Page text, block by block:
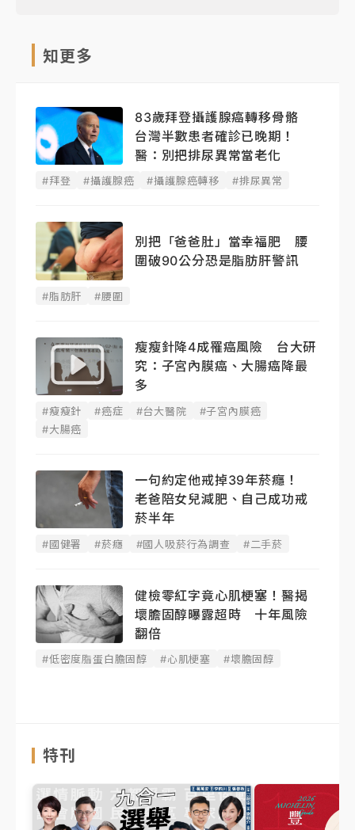
知更多
83歲拜登攝護腺癌轉移骨骼
台灣半數患者確診已晚期！
醫：別把排尿異常當老化
#拜登 #攝護腺癌 #攝護腺癌轉移 #排尿異常
別把「爸爸肚」當幸福肥 腰
圍破90公分恐是脂肪肝警訊
#脂肪肝 #腰圍
瘦瘦針降4成罹癌風險 台大研
究：子宮內膜癌、大腸癌降最
多
#瘦瘦針 #癌症 #台大醫院
#子宮內膜癌
#大腸癌
一句約定他戒掉39年菸癮！
老爸陪女兒減肥、自己成功戒
菸半年
#國健署 #菸癮 #國人吸菸行為調查 #二手菸
健檢零紅字竟心肌梗塞！醫揭
壞膽固醇曝露超時 十年風險
翻倍
#低密度脂蛋白膽固醇 #心肌梗塞 #壞膽固醇
特刊